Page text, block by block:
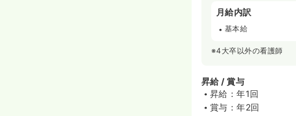
月給内訳
基本給
※4大卒以外の看護師
昇給 / 賞与
昇給：年1回
賞与：年2回